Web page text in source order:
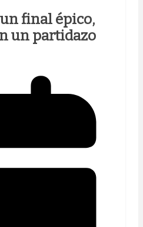
final épico,
un partidazo